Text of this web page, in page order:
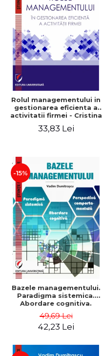
Rolul managementului in
gestionarea eficienta a
activitatii firmei - Cristina
Gabriel Nastase, Mihaela-
33,83 Lei
-15%
Bazele managementului.
Paradigma sistemica.
Abordare cognitiva.
comportamentala - Vadim
Dumitrascu
49,69 Lei
42,23 Lei